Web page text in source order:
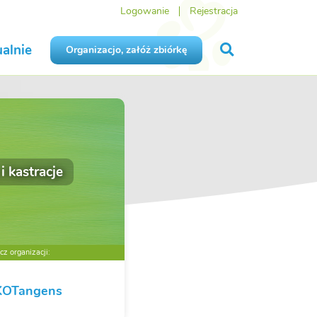
Logowanie Rejestracja
Organizacjo, załóż zbiórkę
kastracje
organizacji: